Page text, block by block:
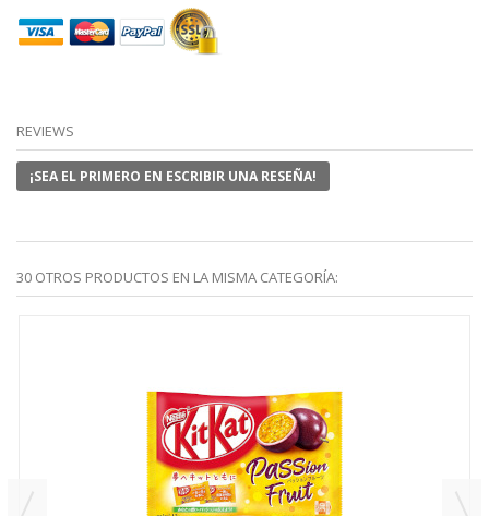
REVIEWS
¡SEA EL PRIMERO EN ESCRIBIR UNA RESEÑA!
30 OTROS PRODUCTOS EN LA MISMA CATEGORÍA: